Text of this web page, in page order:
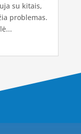
su kitais,
problemas.